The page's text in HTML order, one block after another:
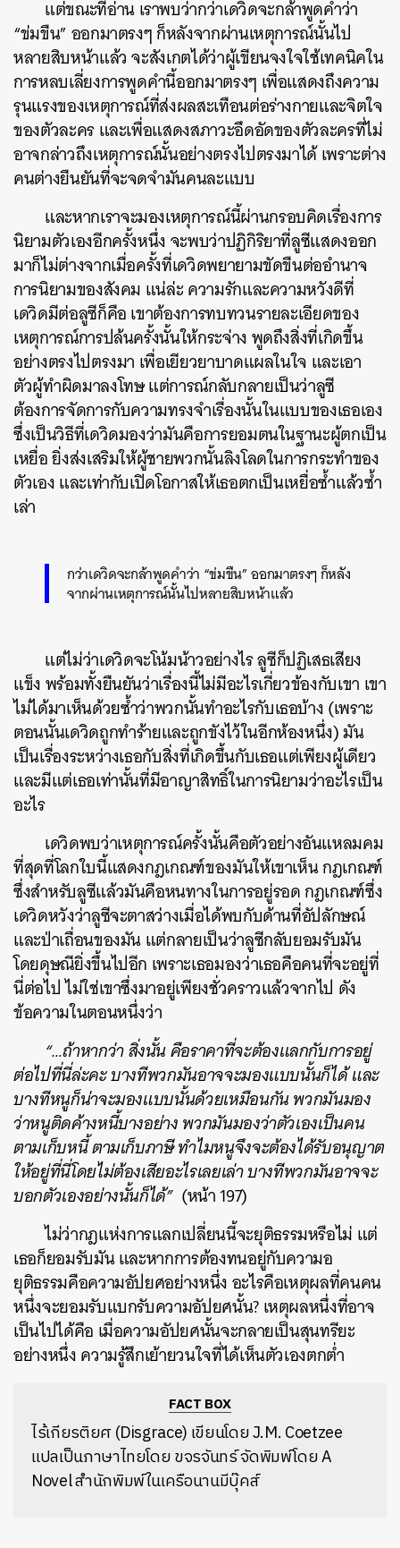
แต่ขณะที่อ่าน เราพบว่ากว่าเดวิดจะกล้าพูดคำว่า
“ข่มขืน” ออกมาตรงๆ ก็หลังจากผ่านเหตุการณ์นั้นไป
หลายสิบหน้าแล้ว จะสังเกตได้ว่าผู้เขียนจงใจใช้เทคนิคใน
การหลบเลี่ยงการพูดคำนี้ออกมาตรงๆ เพื่อแสดงถึงความ
รุนแรงของเหตุการณ์ที่ส่งผลสะเทือนต่อร่างกายและจิตใจ
ของตัวละคร และเพื่อแสดงสภาวะอึดอัดของตัวละครที่ไม่
อาจกล่าวถึงเหตุการณ์นั้นอย่างตรงไปตรงมาได้ เพราะต่าง
คนต่างยืนยันที่จะจดจำมันคนละแบบ
และหากเราจะมองเหตุการณ์นี้ผ่านกรอบคิดเรื่องการ
นิยามตัวเองอีกครั้งหนึ่ง จะพบว่าปฏิกิริยาที่ลูซีแสดงออก
มาก็ไม่ต่างจากเมื่อครั้งที่เดวิดพยายามขัดขืนต่ออำนาจ
การนิยามของสังคม แน่ล่ะ ความรักและความหวังดีที่
เดวิดมีต่อลูซีก็คือ เขาต้องการทบทวนรายละเอียดของ
เหตุการณ์การปล้นครั้งนั้นให้กระจ่าง พูดถึงสิ่งที่เกิดขึ้น
อย่างตรงไปตรงมา เพื่อเยียวยาบาดแผลในใจ และเอา
ตัวผู้ทำผิดมาลงโทษ แต่การณ์กลับกลายเป็นว่าลูซี
ต้องการจัดการกับความทรงจำเรื่องนั้นในแบบของเธอเอง
ซึ่งเป็นวิธีที่เดวิดมองว่ามันคือการยอมตนในฐานะผู้ตกเป็น
เหยื่อ ยิ่งส่งเสริมให้ผู้ชายพวกนั้นลิงโลดในการกระทำของ
ตัวเอง และเท่ากับเปิดโอกาสให้เธอตกเป็นเหยื่อซ้ำแล้วซ้ำ
เล่า
กว่าเดวิดจะกล้าพูดคำว่า “ข่มขืน” ออกมาตรงๆ ก็หลัง
จากผ่านเหตุการณ์นั้นไปหลายสิบหน้าแล้ว
แต่ไม่ว่าเดวิดจะโน้มน้าวอย่างไร ลูซีก็ปฏิเสธเสียง
แข็ง พร้อมทั้งยืนยันว่าเรื่องนี้ไม่มีอะไรเกี่ยวข้องกับเขา เขา
ไม่ได้มาเห็นด้วยซ้ำว่าพวกนั้นทำอะไรกับเธอบ้าง (เพราะ
ตอนนั้นเดวิดถูกทำร้ายและถูกขังไว้ในอีกห้องหนึ่ง) มัน
เป็นเรื่องระหว่างเธอกับสิ่งที่เกิดขึ้นกับเธอแต่เพียงผู้เดียว
และมีแต่เธอเท่านั้นที่มีอาญาสิทธิ์ในการนิยามว่าอะไรเป็น
อะไร
เดวิดพบว่าเหตุการณ์ครั้งนั้นคือตัวอย่างอันแหลมคม
ที่สุดที่โลกใบนี้แสดงกฎเกณฑ์ของมันให้เขาเห็น กฎเกณฑ์
ซึ่งสำหรับลูซีแล้วมันคือหนทางในการอยู่รอด กฎเกณฑ์ซึ่ง
เดวิดหวังว่าลูซีจะตาสว่างเมื่อได้พบกับด้านที่อัปลักษณ์
และป่าเถื่อนของมัน แต่กลายเป็นว่าลูซีกลับยอมรับมัน
โดยดุษณียิ่งขึ้นไปอีก เพราะเธอมองว่าเธอคือคนที่จะอยู่ที่
นี่ต่อไป ไม่ใช่เขาซึ่งมาอยู่เพียงชั่วคราวแล้วจากไป ดัง
ข้อความในตอนหนึ่งว่า
“…ถ้าหากว่า สิ่งนั้น คือราคาที่จะต้องแลกกับการอยู่
ต่อไปที่นี่ล่ะคะ บางทีพวกมันอาจจะมองแบบนั้นก็ได้ และ
บางทีหนูก็น่าจะมองแบบนั้นด้วยเหมือนกัน พวกมันมอง
ว่าหนูติดค้างหนี้บางอย่าง พวกมันมองว่าตัวเองเป็นคน
ตามเก็บหนี้ ตามเก็บภาษี ทำไมหนูจึงจะต้องได้รับอนุญาต
ให้อยู่ที่นี่โดยไม่ต้องเสียอะไรเลยเล่า บางทีพวกมันอาจจะ
บอกตัวเองอย่างนั้นก็ได้” (หน้า 197)
ไม่ว่ากฎแห่งการแลกเปลี่ยนนี้จะยุติธรรมหรือไม่ แต่
เธอก็ยอมรับมัน และหากการต้องทนอยู่กับความอ
ยุติธรรมคือความอัปยศอย่างหนึ่ง อะไรคือเหตุผลที่คนคน
หนึ่งจะยอมรับแบกรับความอัปยศนั้น? เหตุผลหนึ่งที่อาจ
เป็นไปได้คือ เมื่อความอัปยศนั้นจะกลายเป็นสุนทรียะ
อย่างหนึ่ง ความรู้สึกเย้ายวนใจที่ได้เห็นตัวเองตกต่ำ
FACT BOX
ไร้เกียรติยศ (Disgrace) เขียนโดย J.M. Coetzee
แปลเป็นภาษาไทยโดย ขจรจันทร์ จัดพิมพ์โดย A
Novel สำนักพิมพ์ในเครือนานมีบุ๊คส์